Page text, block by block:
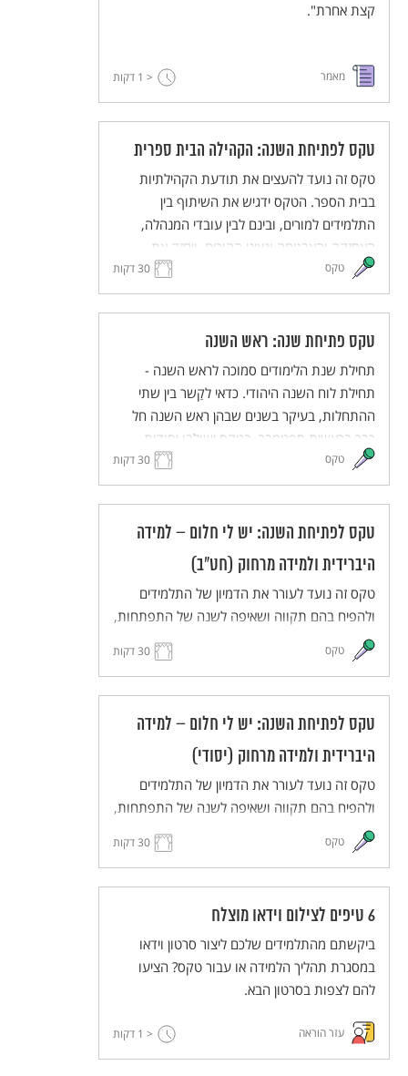
קצת אחרת".
מאמר < 1 דקות
טקס לפתיחת השנה: הקהילה הבית ספרית
טקס זה נועד להעצים את תודעת הקהילתיות
בבית הספר. הטקס ידגיש את השיתוף בין
התלמידים למורים, ובינם לבין עובדי המנהלה,
האחזקה והאבטחה ונציגי ההורים, ויחזק את
תחושת השייכות והאחריות המשותפת. הטקס
מותאם ללמידה מרחוק וללמידה היברידית.
טקס 30 דקות
טקס פתיחת שנה: ראש השנה
תחילת שנת הלימודים סמוכה לראש השנה -
תחילת לוח השנה היהודי. כדאי לקַשר בין שתי
ההתחלות, בעיקר בשנים שבהן ראש השנה חל
כבר בראשית ספטמבר. בטקס ישולבו יסודות
מסורתיים מתוך חגי תשרי, ובעיקר מתוך ראש
השנה, באוריינטציה תרבותית ולא דתית. הטקס
יכיל מוטיבים כגון מבט לעבר ולעתיד, פתיחה
ונעילה של שערים, מעבר מקיץ לסתיו, זיכרון ותיקון
עולם. הטקס מותאם ללמידה היברידית ולמידה
מרחוק.
טקס 30 דקות
טקס לפתיחת השנה: יש לי חלום – למידה
היברידית ולמידה מרחוק (חט"ב)
טקס זה נועד לעורר את הדמיון של התלמידים
ולהפיח בהם תקווה ושאיפה לשנה של התפתחות,
יוזמה ועשייה. התלמידים והמורים יחלמו על העתיד
הרחוק ועל העתיד הקרוב, ישתפו זה את זה
וללמידה היברידית.
טקס 30 דקות
טקס לפתיחת השנה: יש לי חלום – למידה
היברידית ולמידה מרחוק (יסודי)
טקס זה נועד לעורר את הדמיון של התלמידים
ולהפיח בהם תקווה ושאיפה לשנה של התפתחות,
יוזמה ועשייה. התלמידים והמורים יחלמו על העתיד
הרחוק ועל העתיד הקרוב, ישתפו זה את זה
וללמידה היברידית.
טקס 30 דקות
6 טיפים לצילום וידאו מוצלח
ביקשתם מהתלמידים שלכם ליצור סרטון וידאו
במסגרת תהליך הלמידה או עבור טקס? הציעו
להם לצפות בסרטון הבא.
עזר הוראה < 1 דקות